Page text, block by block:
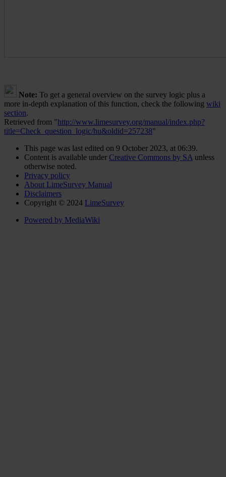
Note: To get a general overview on the survey logic plus a
more in-depth explanation of this function, check the following wiki
section.
Retrieved from "http://www.limesurvey.org/manual/index.php?
title=Check_question_logic/hu&oldid=257238"
This page was last edited on 9 October 2023, at 06:39.
Content is available under Creative Commons by SA unless
otherwise noted.
Privacy policy
About LimeSurvey Manual
Disclaimers
Copyright © 2024 LimeSurvey
Powered by MediaWiki